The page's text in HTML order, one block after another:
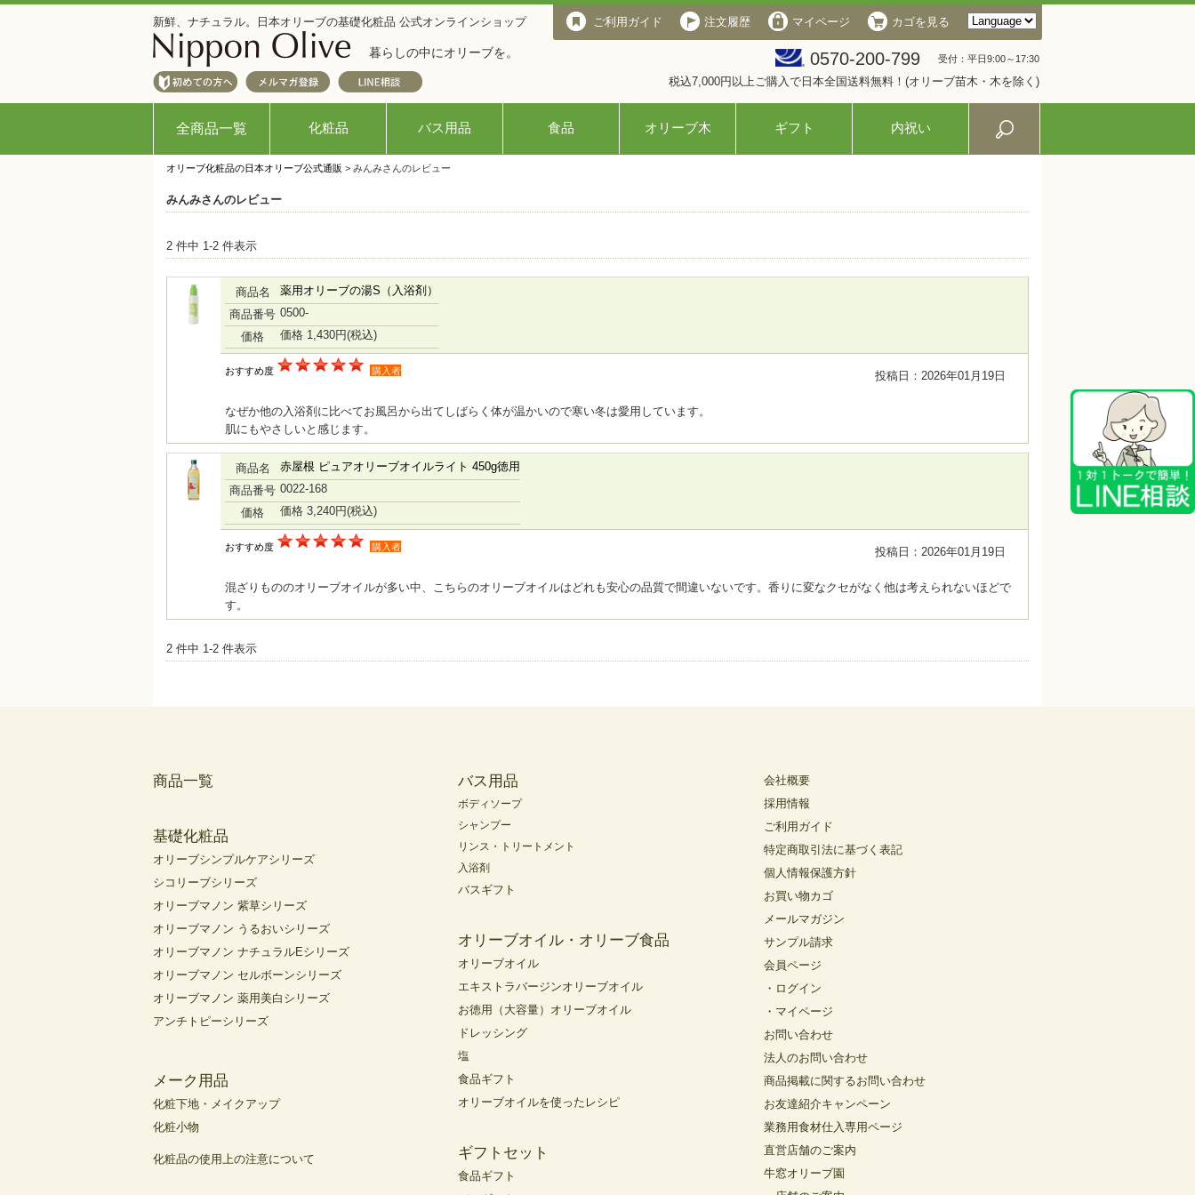
新鮮、ナチュラル。日本オリーブの基礎化粧品 公式オンラインショップ
暮らしの中にオリーブを。
ご利用ガイド 注文履歴 マイページ カゴを見る
0570-200-799 受付：平日9:00～17:30
税込7,000円以上ご購入で日本全国送料無料！(オリーブ苗木・木を除く)
全商品一覧 化粧品 バス用品 食品 オリーブ木 ギフト 内祝い
オリーブ化粧品の日本オリーブ公式通販 > みんみさんのレビュー
みんみさんのレビュー
2 件中 1-2 件表示
商品名
薬用オリーブの湯S（入浴剤）
商品番号 0500-
価格
価格 1,430円(税込)
投稿日：2026年01月19日
おすすめ度 購入者
なぜか他の入浴剤に比べてお風呂から出てしばらく体が温かいので寒い冬は愛用しています。
肌にもやさしいと感じます。
商品名
赤屋根 ピュアオリーブオイルライト 450g徳用
商品番号 0022-168
価格
価格 3,240円(税込)
投稿日：2026年01月19日
おすすめ度 購入者
混ざりもののオリーブオイルが多い中、こちらのオリーブオイルはどれも安心の品質で間違いないです。香りに変なクセがなく他は考えられないほどで
す。
2 件中 1-2 件表示
商品一覧
基礎化粧品
オリーブシンプルケアシリーズ
シコリーブシリーズ
オリーブマノン 紫草シリーズ
オリーブマノン うるおいシリーズ
オリーブマノン ナチュラルEシリーズ
オリーブマノン セルボーンシリーズ
オリーブマノン 薬用美白シリーズ
アンチトピーシリーズ
メーク用品
化粧下地・メイクアップ
化粧小物
化粧品の使用上の注意について
バス用品
ボディソープ
シャンプー
リンス・トリートメント
入浴剤
バスギフト
オリーブオイル・オリーブ食品
オリーブオイル
エキストラバージンオリーブオイル
お徳用（大容量）オリーブオイル
ドレッシング
塩
食品ギフト
オリーブオイルを使ったレシピ
ギフトセット
食品ギフト
会社概要
採用情報
ご利用ガイド
特定商取引法に基づく表記
個人情報保護方針
お買い物カゴ
メールマガジン
サンプル請求
会員ページ
・ログイン
・マイページ
お問い合わせ
法人のお問い合わせ
商品掲載に関するお問い合わせ
お友達紹介キャンペーン
業務用食材仕入専用ページ
直営店舗のご案内
牛窓オリーブ園